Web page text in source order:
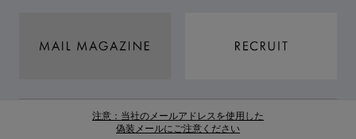
注意：当社のメールアドレスを使用した
偽装メールにご注意ください